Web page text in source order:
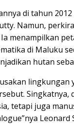
di tahun
Namun,
menampilkan
di Maluku
hutan
tetapi juga